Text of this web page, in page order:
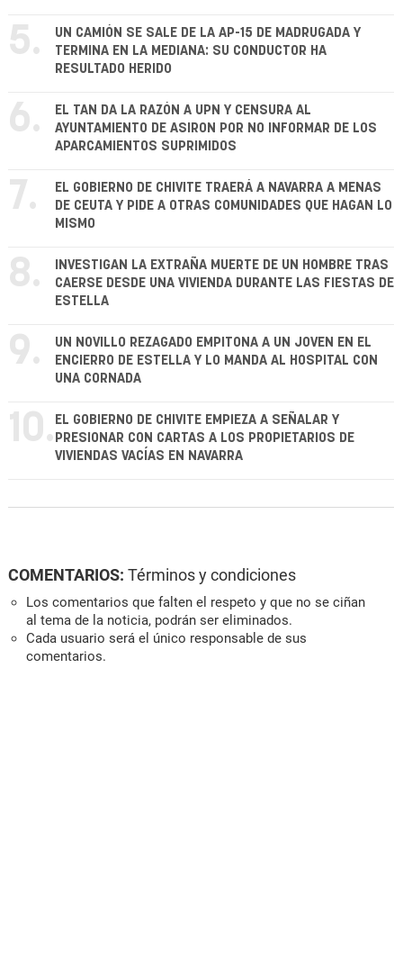
5.
UN CAMIÓN SE SALE DE LA AP-15 DE MADRUGADA Y
TERMINA EN LA MEDIANA: SU CONDUCTOR HA
RESULTADO HERIDO
6.
EL TAN DA LA RAZÓN A UPN Y CENSURA AL
AYUNTAMIENTO DE ASIRON POR NO INFORMAR DE LOS
APARCAMIENTOS SUPRIMIDOS
7.
EL GOBIERNO DE CHIVITE TRAERÁ A NAVARRA A MENAS
DE CEUTA Y PIDE A OTRAS COMUNIDADES QUE HAGAN LO
MISMO
8.
INVESTIGAN LA EXTRAÑA MUERTE DE UN HOMBRE TRAS
CAERSE DESDE UNA VIVIENDA DURANTE LAS FIESTAS DE
ESTELLA
9.
UN NOVILLO REZAGADO EMPITONA A UN JOVEN EN EL
ENCIERRO DE ESTELLA Y LO MANDA AL HOSPITAL CON
UNA CORNADA
10. EL GOBIERNO DE CHIVITE EMPIEZA A SEÑALAR Y
PRESIONAR CON CARTAS A LOS PROPIETARIOS DE
VIVIENDAS VACÍAS EN NAVARRA
COMENTARIOS: Términos y condiciones
Los comentarios que falten el respeto y que no se ciñan
al tema de la noticia, podrán ser eliminados.
Cada usuario será el único responsable de sus
comentarios.